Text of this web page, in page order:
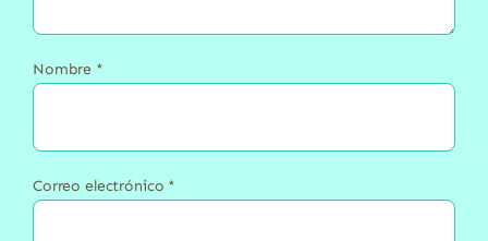
Nombre *
Correo electrónico *